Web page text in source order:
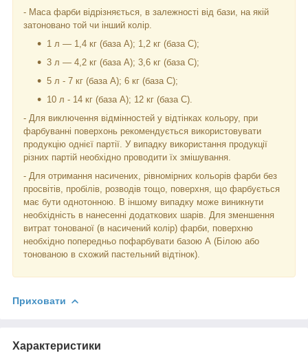
- Маса фарби відрізняється, в залежності від бази, на якій
затоновано той чи інший колір.
1 л — 1,4 кг (база А); 1,2 кг (база С);
3 л — 4,2 кг (база А); 3,6 кг (база C);
5 л - 7 кг (база А); 6 кг (база С);
10 л - 14 кг (база А); 12 кг (база С).
- Для виключення відмінностей у відтінках кольору, при
фарбуванні поверхонь рекомендується використовувати
продукцію однієї партії. У випадку використання продукції
різних партій необхідно проводити їх змішування.
- Для отримання насичених, рівномірних кольорів фарби без
просвітів, пробілів, розводів тощо, поверхня, що фарбується
має бути однотонною. В іншому випадку може виникнути
необхідність в нанесенні додаткових шарів. Для зменшення
витрат тонованої (в насичений колір) фарби, поверхню
необхідно попередньо пофарбувати базою А (Білою або
тонованою в схожий пастельний відтінок).
Приховати
Характеристики